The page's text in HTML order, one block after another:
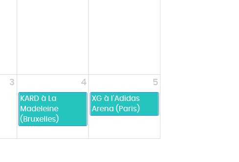
3 4
KARD à La
Madeleine
(Bruxelles)
5
XG à l'Adidas
Arena (Paris)